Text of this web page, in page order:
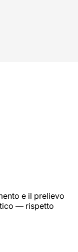
e il prelievo
— rispetto